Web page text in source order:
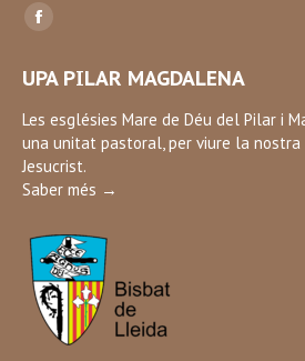
Find us on:
Facebook
opens
in
new
window
UPA PILAR MAGDALENA
Les esglésies Mare de Déu del Pilar i
una unitat pastoral, per viure la nostra
Jesucrist.
Saber més →